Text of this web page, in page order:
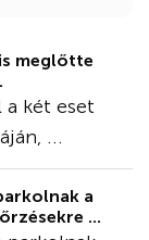
meglőtte
két eset
...
a
...